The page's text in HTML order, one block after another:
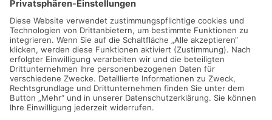
e-mail
verwaltung[at]zahnaerzte-im-belgischen.de